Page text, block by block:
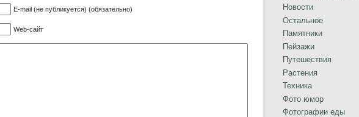
E-mail (не публикуется) (обязательно)
Web-сайт
Новости
Остальное
Памятники
Пейзажи
Путешествия
Растения
Техника
Фото юмор
Фотографии еды